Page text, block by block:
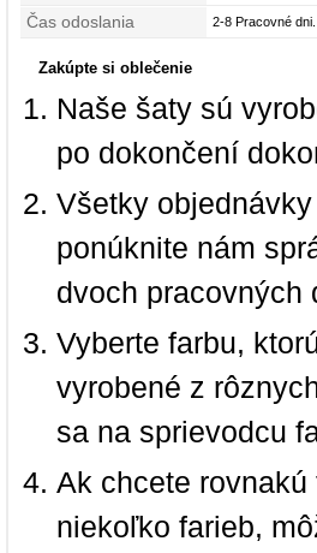
Čas odoslania 2-8 Pracovné dni.
Zakúpte si oblečenie
Naše šaty sú
po dokončení
Všetky
ponúknite nám
dvoch pracovných
Vyberte farbu,
vyrobené z
sa na sprievodcu
Ak chcete
niekoľko farieb,